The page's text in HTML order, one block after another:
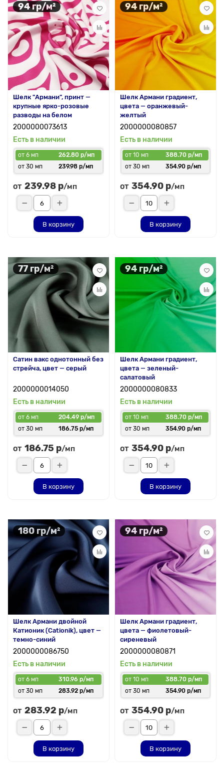
94 гр/м²
Шелк "Армани", принт —
крупные ярко-розовые
разводы на белом
2000000073613
Есть в наличии
от 6 мп
262.80 р/мп
от 30 мп
239.98 р/мп
от 239.98 р/мп
В корзину
94 гр/м²
Шелк Армани градиент,
цвета — оранжевый-
желтый
2000000080857
Есть в наличии
от 10 мп
388.70 р/мп
от 30 мп
354.90 р/мп
от 354.90 р/мп
В корзину
77 гр/м²
Сатин вакс однотонный без
стрейча, цвет — серый
2000000014050
Есть в наличии
от 6 мп
204.49 р/мп
от 30 мп
186.75 р/мп
от 186.75 р/мп
В корзину
94 гр/м²
Шелк Армани градиент,
цвета — зеленый-
салатовый
2000000080833
Есть в наличии
от 10 мп
388.70 р/мп
от 30 мп
354.90 р/мп
от 354.90 р/мп
В корзину
180 гр/м²
Шелк Армани двойной
Катионик (Cationik), цвет —
темно-синий
2000000086750
Есть в наличии
от 6 мп
310.96 р/мп
от 30 мп
283.92 р/мп
от 283.92 р/мп
В корзину
94 гр/м²
Шелк Армани градиент,
цвета — фиолетовый-
сиреневый
2000000080871
Есть в наличии
от 10 мп
388.70 р/мп
от 30 мп
354.90 р/мп
от 354.90 р/мп
В корзину